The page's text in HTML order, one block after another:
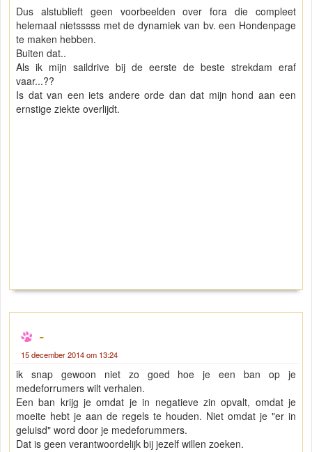
Dus alstublieft geen voorbeelden over fora die compleet
helemaal nietsssss met de dynamiek van bv. een Hondenpage
te maken hebben.
Buiten dat..
Als ik mijn saildrive bij de eerste de beste strekdam eraf
vaar...??
Is dat van een iets andere orde dan dat mijn hond aan een
ernstige ziekte overlijdt.
-
15 december 2014 om 13:24
ik snap gewoon niet zo goed hoe je een ban op je
medeforrumers wilt verhalen.
Een ban krijg je omdat je in negatieve zin opvalt, omdat je
moeite hebt je aan de regels te houden. Niet omdat je "er in
geluisd" word door je medeforummers.
Dat is geen verantwoordelijk bij jezelf willen zoeken.